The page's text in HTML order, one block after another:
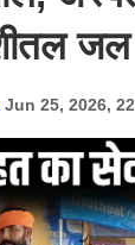
Jun 25, 2026,